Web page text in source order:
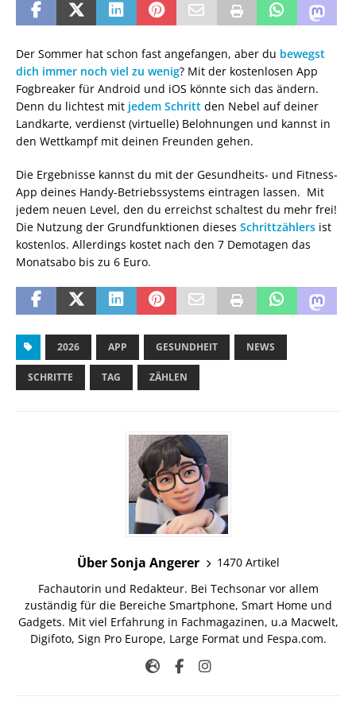
Der Sommer hat schon fast angefangen, aber du bewegst
dich immer noch viel zu wenig? Mit der kostenlosen App
Fogbreaker für Android und iOS könnte sich das ändern.
Denn du lichtest mit jedem Schritt den Nebel auf deiner
Landkarte, verdienst (virtuelle) Belohnungen und kannst in
den Wettkampf mit deinen Freunden gehen.
Die Ergebnisse kannst du mit der Gesundheits- und Fitness-
App deines Handy-Betriebssystems eintragen lassen. Mit
jedem neuen Level, den du erreichst schaltest du mehr frei!
Die Nutzung der Grundfunktionen dieses Schrittzählers ist
kostenlos. Allerdings kostet nach den 7 Demotagen das
Monatsabo bis zu 6 Euro.
2026 APP GESUNDHEIT NEWS
SCHRITTE TAG ZÄHLEN
Über Sonja Angerer
1470 Artikel
Fachautorin und Redakteur. Bei Techsonar vor allem
zuständig für die Bereiche Smartphone, Smart Home und
Gadgets. Mit viel Erfahrung in Fachmagazinen, u.a Macwelt,
Digifoto, Sign Pro Europe, Large Format und Fespa.com.